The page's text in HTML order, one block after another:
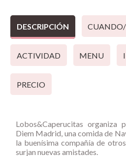
DESCRIPCIÓN
ACTIVIDAD MENU
PRECIO
Lobos&Caperucitas organiza
Diem Madrid, una comida de
la buenísima compañía de
surjan nuevas amistades.